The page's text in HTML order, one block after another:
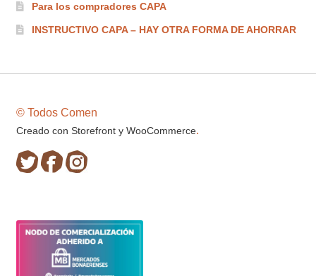
Para los compradores CAPA
INSTRUCTIVO CAPA – HAY OTRA FORMA DE AHORRAR
© Todos Comen
Creado con Storefront y WooCommerce.